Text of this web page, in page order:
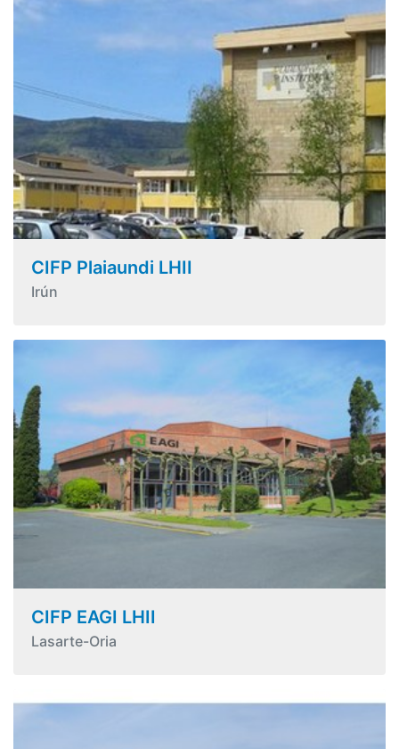
CIFP Plaiaundi LHII
Irún
CIFP EAGI LHII
Lasarte-Oria